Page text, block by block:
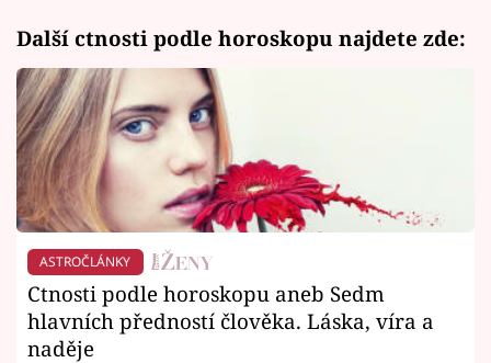
Další ctnosti podle horoskopu najdete zde:
ASTROČLÁNKY
Ctnosti podle horoskopu aneb Sedm
hlavních předností člověka. Láska, víra a
naděje